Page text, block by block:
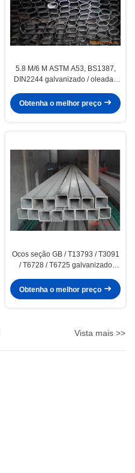
5.8 M/6 M ASTM A53, BS1387,
DIN2244 galvanizado / oleada /
tubos
Obtenha o melhor preço
Ocos seção GB / T13793 / T3091
/ T6728 / T6725 galvanizado
Obtenha o melhor preço
Vista mais >>